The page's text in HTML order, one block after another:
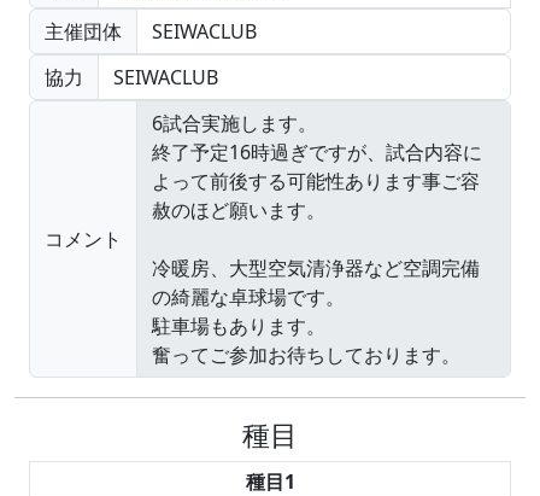
主催団体
SEIWACLUB
協力
SEIWACLUB
コメント
種目
種目1